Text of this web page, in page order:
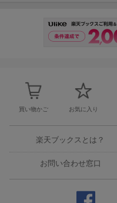
買い物かご お気に入り
楽天ブックスとは？
お問い合わせ窓口